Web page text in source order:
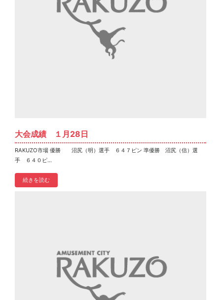
大会成績 １月28日
RAKUZO市場 優勝 沼尻（明）選手 ６４７ピン 準優勝 沼尻（信）選
手 ６４０ピ...
続きを読む